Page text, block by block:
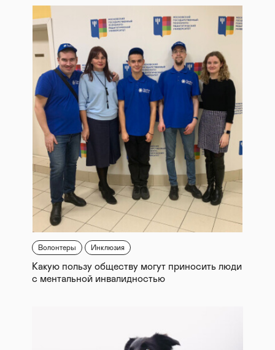
Волонтеры Инклюзия
Какую пользу обществу могут приносить люди
с ментальной инвалидностью